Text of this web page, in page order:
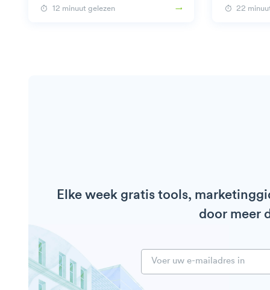
12 minuut gelezen 22
Elke week gratis tools,
door meer